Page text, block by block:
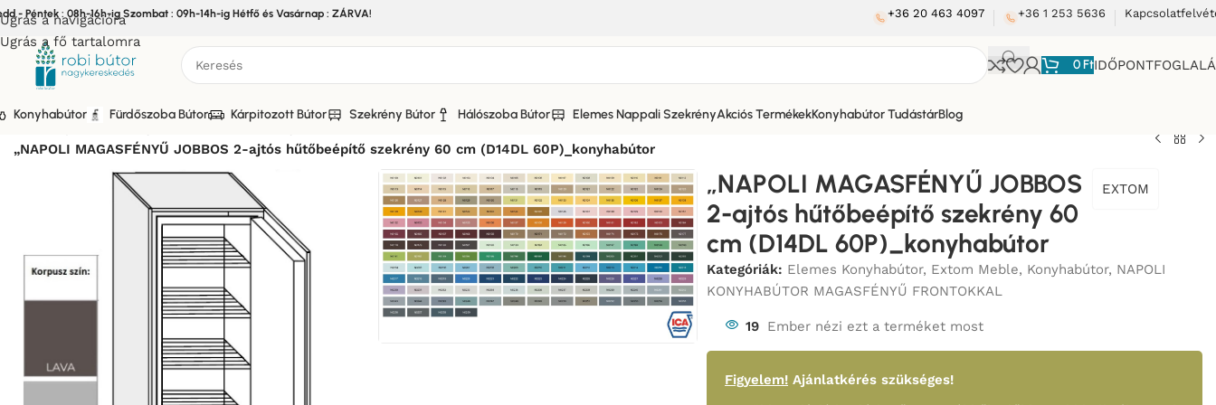
Ugrás a navigációra
Ugrás a fő tartalomra
- Péntek : 08h-16h-ig Szombat : 09h-14h-ig Hétfő és Vasárnap : ZÁRVA! +36 20 463 4097 +36 1 253 5636
0Ft
Konyhabútor Fürdőszoba Bútor Kárpitozott Bútor Szekrény Bútor Hálószoba Bútor Elemes Nappali SzekrényAkciós TermékekKonyhabútor TudástárBlog
Kezdőlap Elemes Konyhabútor NAPOLI KONYHABÚTOR MAGASFÉNYŰ FRONTOKKAL
„NAPOLI MAGASFÉNYŰ JOBBOS 2-ajtós hűtőbeépítő szekrény 60 cm (D14DL 60P)_konyhabútor
„NAPOLI MAGASFÉNYŰ JOBBOS
2-ajtós hűtőbeépítő szekrény 60
cm (D14DL 60P)_konyhabútor
EXTOM
Kategóriák: Elemes Konyhabútor, Extom Meble, Konyhabútor, NAPOLI
KONYHABÚTOR MAGASFÉNYŰ FRONTOKKAL
19 Ember nézi ezt a terméket most
Figyelem! Ajánlatkérés szükséges!